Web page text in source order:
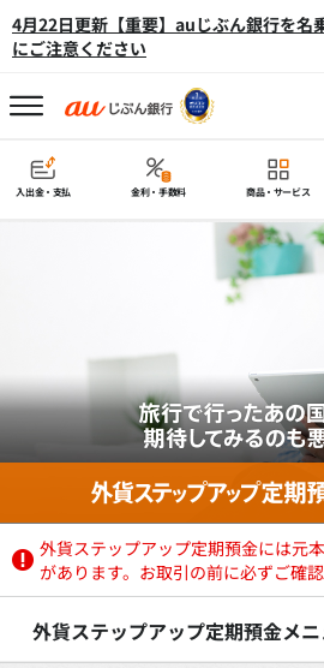
4月22日更新【重要】auじぶん銀行を名
にご注意ください
入出金・支払 金利・手数料 商品・サービス
外貨ステップアップ定期預金には元
があります。お取引の前に必ずご確認
外貨ステップアップ定期預金メ